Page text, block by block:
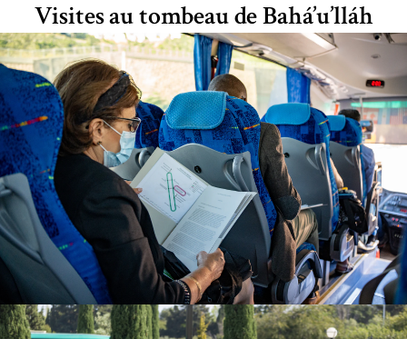
Visites au tombeau de Bahá’u’lláh